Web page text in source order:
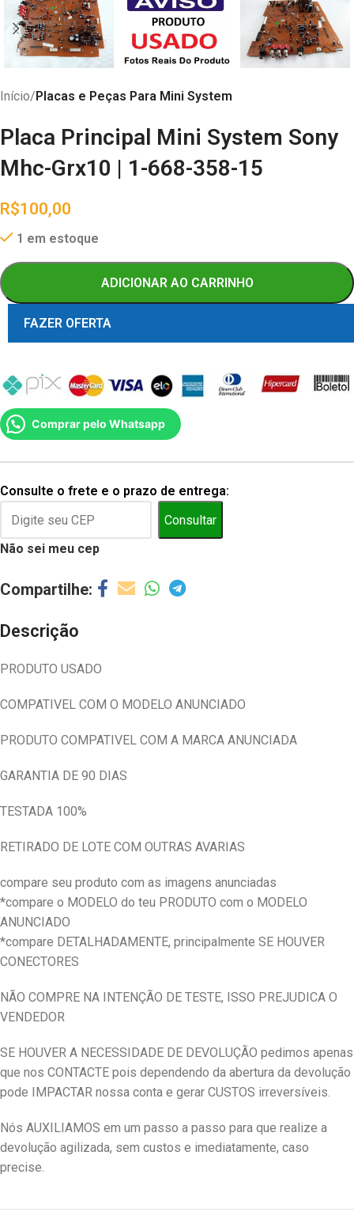
Início Placas e Peças Para Mini System
Placa Principal Mini System Sony
Mhc-Grx10 | 1-668-358-15
R$100,00
1 em estoque
ADICIONAR AO CARRINHO
FAZER OFERTA
Comprar pelo Whatsapp
Consulte o frete e o prazo de entrega:
Consultar
Não sei meu cep
Descrição
PRODUTO USADO
COMPATIVEL COM O MODELO ANUNCIADO
PRODUTO COMPATIVEL COM A MARCA ANUNCIADA
GARANTIA DE 90 DIAS
TESTADA 100%
RETIRADO DE LOTE COM OUTRAS AVARIAS
compare seu produto com as imagens anunciadas
*compare o MODELO do teu PRODUTO com o MODELO
ANUNCIADO
*compare DETALHADAMENTE, principalmente SE HOUVER
CONECTORES
NÃO COMPRE NA INTENÇÃO DE TESTE, ISSO PREJUDICA O
VENDEDOR
SE HOUVER A NECESSIDADE DE DEVOLUÇÃO pedimos apenas
que nos CONTACTE pois dependendo da abertura da devolução
pode IMPACTAR nossa conta e gerar CUSTOS irreversíveis.
Nós AUXILIAMOS em um passo a passo para que realize a
devolução agilizada, sem custos e imediatamente, caso
precise.